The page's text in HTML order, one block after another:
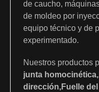
de caucho,
de moldeo por
equipo técnico y de
experimentado.
Nuestros productos
junta homocinética,
dirección,Fuelle